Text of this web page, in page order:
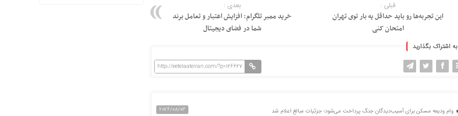
بعدی :
خرید ممبر تلگرام: افزایش اعتبار و تعامل برند
شما در فضای دیجیتال
قبلی :
این تجربه‌ها رو باید حداقل یه بار توی تهران
امتحان کنی
به اشتراک بگذارید
http://eetelaateiran.com/?p=126627
وام ودیعه مسکن برای آسیب‌دیدگان جنگ پرداخت می‌شود؛ جزئیات مبالغ اعلام شد
2026/08/03